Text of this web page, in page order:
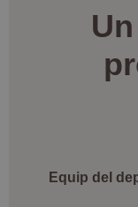
Equip del